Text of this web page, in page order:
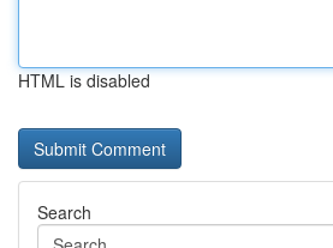
HTML is disabled
Search